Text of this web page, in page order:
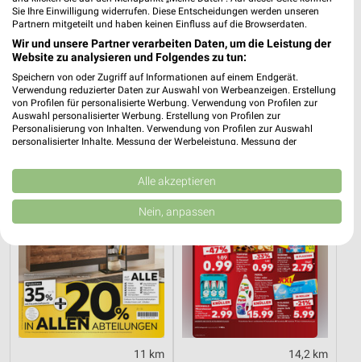
13,3 km
Angebote ab 03.08.
Noch heute gültig
11 km
Dieter Knoll
Gültig bis Fr. 14.08.
XXXLutz
11 km
Kaufland
14,2 km
Sie Ihre Einwilligung widerrufen. Diese Entscheidungen werden unseren
Partnern mitgeteilt und haben keinen Einfluss auf die Browserdaten.
Wir und unsere Partner verarbeiten Daten, um die Leistung der
Website zu analysieren und Folgendes zu tun:
Speichern von oder Zugriff auf Informationen auf einem Endgerät.
Verwendung reduzierter Daten zur Auswahl von Werbeanzeigen. Erstellung
von Profilen für personalisierte Werbung. Verwendung von Profilen zur
Auswahl personalisierter Werbung. Erstellung von Profilen zur
Personalisierung von Inhalten. Verwendung von Profilen zur Auswahl
personalisierter Inhalte. Messung der Werbeleistung. Messung der
Kombinationen von Daten aus verschiedenen Quellen. Entwicklung und
Verbesserung der Angebote. Verwendung reduzierter Daten zur Auswahl
von Inhalten.
Daten können außerhalb der Europäischen Union weitergegeben und in die
USA gesendet werden.
Website/App.
Partnerliste anzeigen (1 IAB-Anbieter)
Wir nutzen Ihre Daten für folgende Zwecke:
IAB-Verarbeitungszwecke:
Speichern von oder Zugriff auf Informationen
Alle akzeptieren
Nein, anpassen